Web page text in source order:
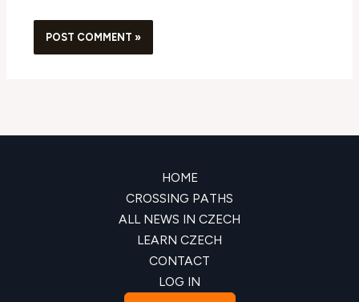
HOME
CROSSING PATHS
ALL NEWS IN CZECH
LEARN CZECH
CONTACT
LOG IN